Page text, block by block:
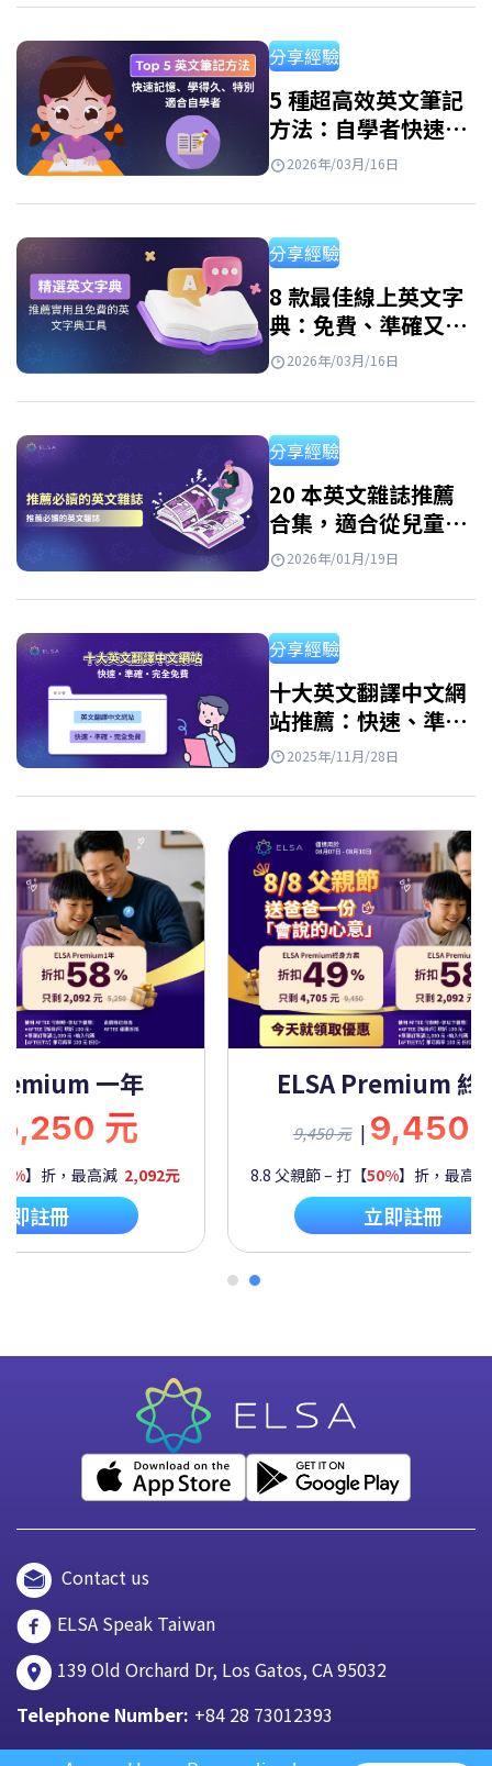
分享經驗
5 種超高效英文筆記
方法：自學者快速記
憶必備、學習效率翻
2026年/03月/16日
分享經驗
8 款最佳線上英文字
典：免費、準確又好
用2026年/03月/16日
分享經驗
20 本英文雜誌推薦
合集，適合從兒童到
成人的所有程度讀者
2026年/01月/19日
分享經驗
十大英文翻譯中文網
站推薦：快速、準確
且免費
2025年/11月/28日
一年
元
】折，最高減 2,092元
即註冊
ELSA Premium 終
9,450 元 | 9,450
8.8 父親節 – 打【50%】折，最高
立即註冊
Contact us
ELSA Speak Taiwan
139 Old Orchard Dr, Los Gatos, CA 95032
Telephone Number: +84 28 73012393